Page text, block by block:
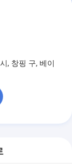
, 창핑 구, 베이